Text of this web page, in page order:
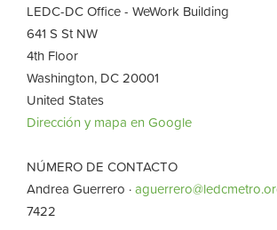
LEDC-DC Office - WeWork Building
641 S St NW
4th Floor
Washington, DC 20001
United States
Dirección y mapa en Google
NÚMERO DE CONTACTO
Andrea Guerrero ·
7422